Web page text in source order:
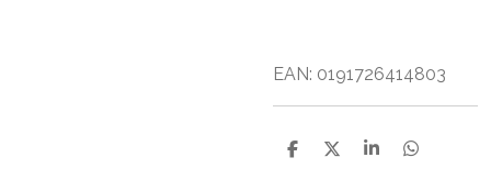
EAN: 0191726414803
D
D
S
D